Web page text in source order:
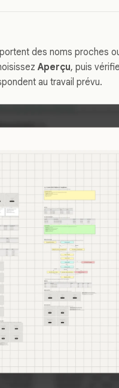
des noms proches
Aperçu, puis
au travail prévu.